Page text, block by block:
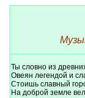
Ты словно из
Овеян легендой и
Стоишь славный
На доброй земле